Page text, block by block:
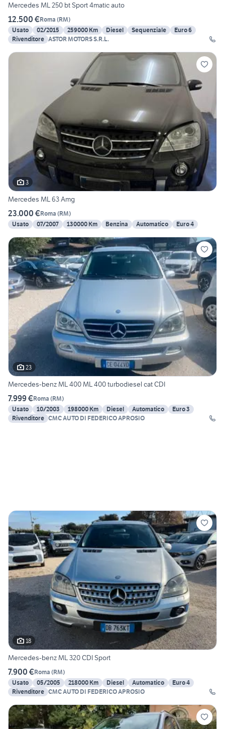
Mercedes ML 250 bt Sport 4matic auto
12.500 €Roma (RM)
Usato
02/2015 259000 Km Diesel Sequenziale
Euro 6
Rivenditore ASTOR MOTORS S.R.L.
3
Mercedes ML 63 Amg
23.000 €Roma (RM)
Usato
07/2007 130000 Km Benzina Automatico Euro 4
23
Mercedes-benz ML 400 ML 400 turbodiesel cat CDI
7.999 €Roma (RM)
Usato
10/2003 198000 Km Diesel Automatico
Euro 3
Rivenditore CMC AUTO DI FEDERICO APROSIO
18
Mercedes-benz ML 320 CDI Sport
7.900 €Roma (RM)
Usato
05/2005 218000 Km Diesel Automatico
Euro 4
Rivenditore CMC AUTO DI FEDERICO APROSIO